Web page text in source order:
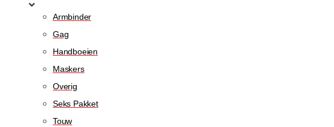
Armbinder
Gag
Handboeien
Maskers
Overig
Seks Pakket
Touw